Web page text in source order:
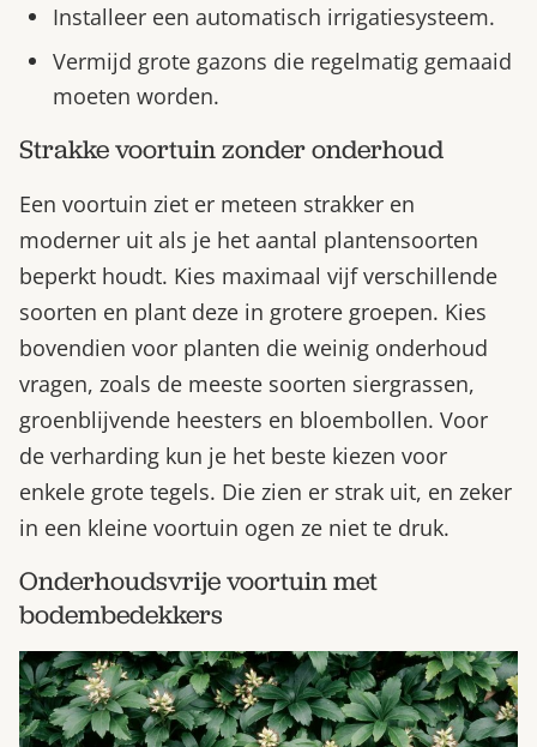
Installeer een automatisch irrigatiesysteem.
Vermijd grote gazons die regelmatig gemaaid
moeten worden.
Strakke voortuin zonder onderhoud
Een voortuin ziet er meteen strakker en
moderner uit als je het aantal plantensoorten
beperkt houdt. Kies maximaal vijf verschillende
soorten en plant deze in grotere groepen. Kies
bovendien voor planten die weinig onderhoud
vragen, zoals de meeste soorten siergrassen,
groenblijvende heesters en bloembollen. Voor
de verharding kun je het beste kiezen voor
enkele grote tegels. Die zien er strak uit, en zeker
in een kleine voortuin ogen ze niet te druk.
Onderhoudsvrije voortuin met
bodembedekkers